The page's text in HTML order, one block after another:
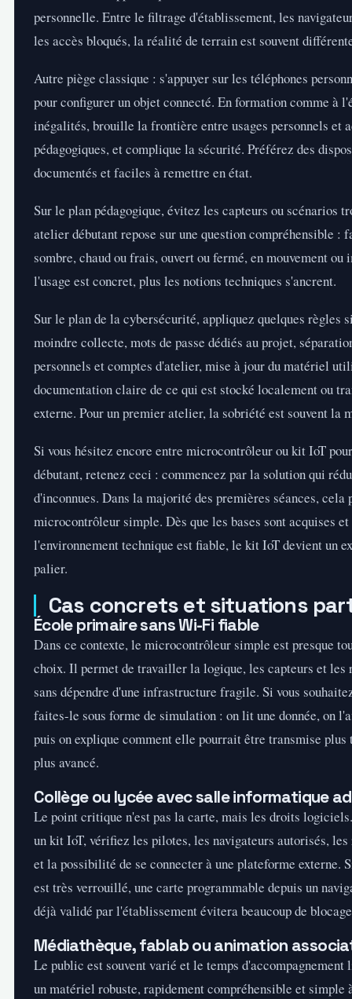
personnelle. Entre le filtrage d'établissement, les
les accès bloqués, la réalité de terrain est souvent
Autre piège classique : s'appuyer sur les téléphones
pour configurer un objet connecté. En formation comme à
inégalités, brouille la frontière entre usages personnels et
pédagogiques, et complique la sécurité. Préférez des
documentés et faciles à remettre en état.
Sur le plan pédagogique, évitez les capteurs ou scénarios
atelier débutant repose sur une question compréhensible
sombre, chaud ou frais, ouvert ou fermé, en mouvement ou
l'usage est concret, plus les notions techniques s'ancrent.
Sur le plan de la cybersécurité, appliquez quelques règles
moindre collecte, mots de passe dédiés au projet,
personnels et comptes d'atelier, mise à jour du matériel
documentation claire de ce qui est stocké localement ou
externe. Pour un premier atelier, la sobriété est souvent la
Si vous hésitez encore entre microcontrôleur ou kit IoT
débutant, retenez ceci : commencez par la solution qui
d'inconnues. Dans la majorité des premières séances, cela
microcontrôleur simple. Dès que les bases sont acquises et
l'environnement technique est fiable, le kit IoT devient un
palier.
Cas concrets et situations
École primaire sans Wi-Fi fiable
Dans ce contexte, le microcontrôleur simple est presque
choix. Il permet de travailler la logique, les capteurs et les
sans dépendre d'une infrastructure fragile. Si vous
faites-le sous forme de simulation : on lit une donnée, on
puis on explique comment elle pourrait être transmise plus
plus avancé.
Collège ou lycée avec salle informatique
Le point critique n'est pas la carte, mais les droits
un kit IoT, vérifiez les pilotes, les navigateurs autorisés,
et la possibilité de se connecter à une plateforme externe.
est très verrouillé, une carte programmable depuis un
déjà validé par l'établissement évitera beaucoup de
Médiathèque, fablab ou animation
Le public est souvent varié et le temps
un matériel robuste, rapidement compréhensible et simple